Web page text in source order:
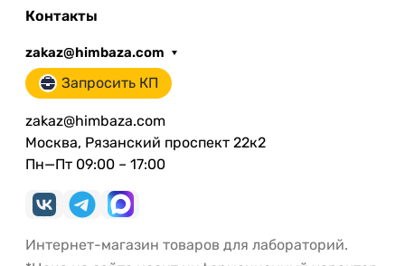
Контакты
zakaz@himbaza.com
Запросить КП
zakaz@himbaza.com
Москва, Рязанский проспект 22к2
Пн—Пт 09:00 – 17:00
Интернет-магазин товаров для лабораторий.